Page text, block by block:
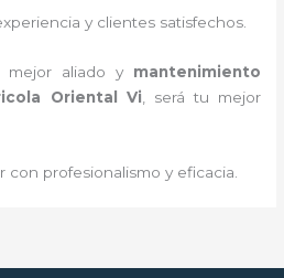
y clientes satisfechos.
mejor aliado y mantenimiento
Oriental Vi , será tu mejor
con profesionalismo y eficacia.